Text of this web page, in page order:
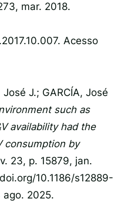
mar. 2018.
Acesso
J.; GARCÍA, José
such as
availability had the
consumption by
23, p. 15879, jan.
10.1186/s12889-
ago. 2025.